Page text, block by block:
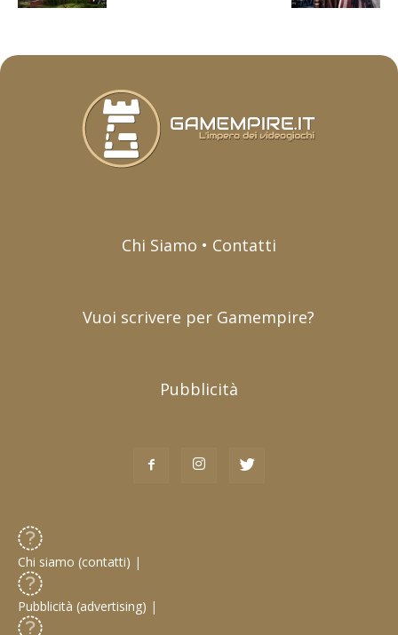
Chi Siamo • Contatti
Vuoi scrivere per Gamempire?
Pubblicità
Chi siamo (contatti) |
Pubblicità (advertising) |